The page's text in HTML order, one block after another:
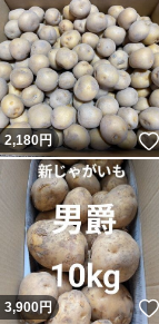
2,180円
3,900円